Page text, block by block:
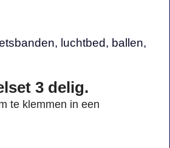
luchtbed, ballen,
3 delig.
te klemmen in een